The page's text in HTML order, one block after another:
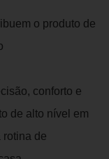
o produto de
conforto e
de alto nível em
rotina de